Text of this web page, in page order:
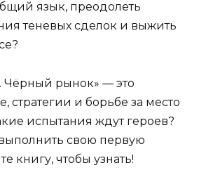
язык, преодолеть
теневых сделок и выжить
Чёрный рынок» — это
стратегии и борьбе за место
испытания ждут героев?
свою первую
книгу, чтобы узнать!